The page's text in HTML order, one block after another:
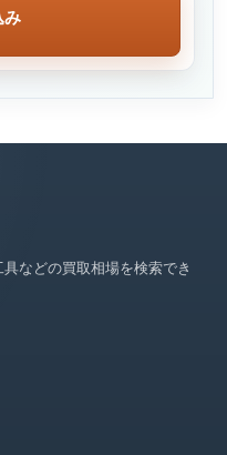
み
などの買取相場を検索でき